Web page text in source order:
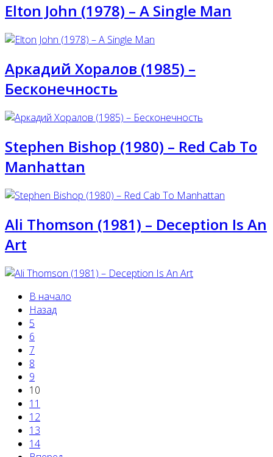
Elton John (1978) ‎– A Single Man
Аркадий Хоралов (1985) –
Бесконечность
Stephen Bishop (1980) – Red Cab To
Manhattan
Ali Thomson (1981) – Deception Is An
Art
В начало
Назад
5
6
7
8
9
10
11
12
13
14